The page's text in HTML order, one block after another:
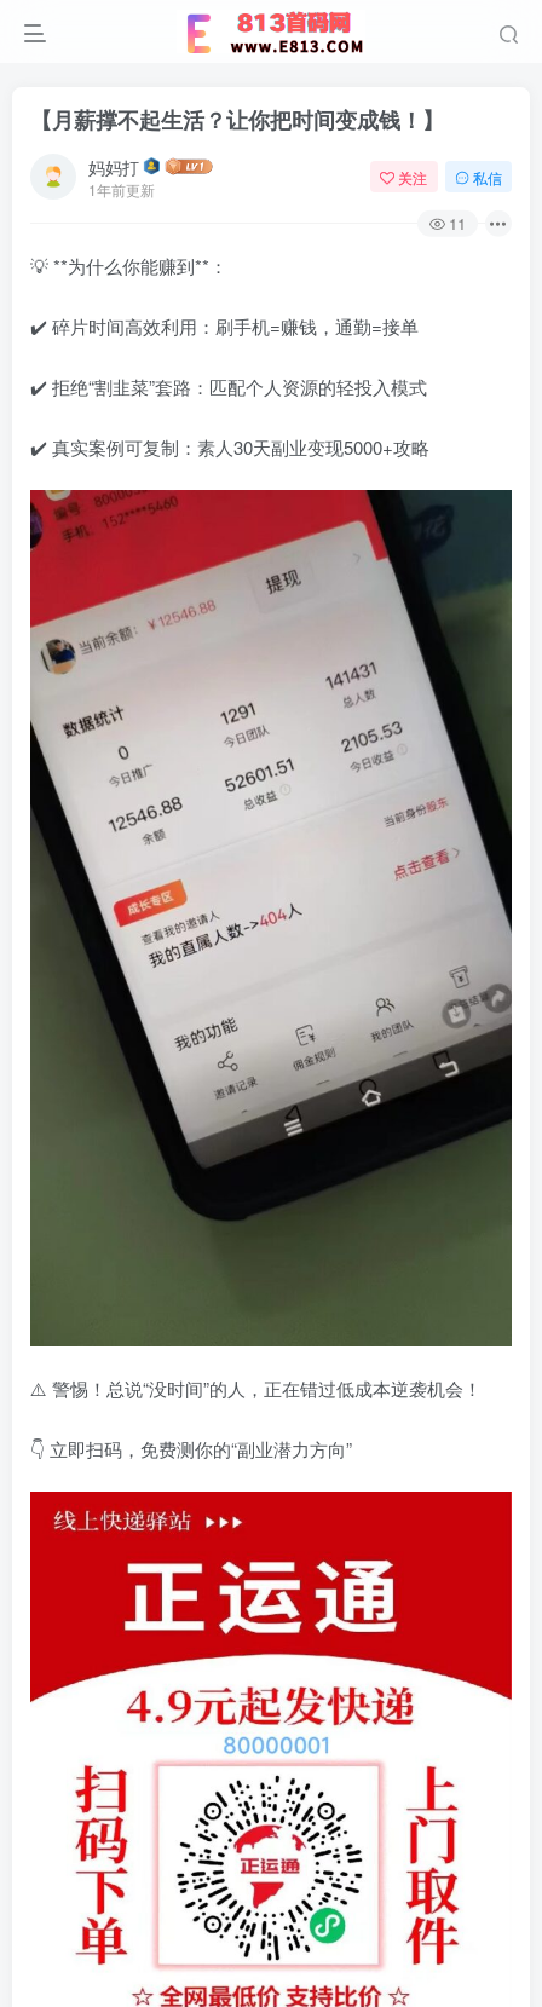
【月薪撑不起生活？让你把时间变成钱！】
妈妈打
1年前更新
关注 私信
11
💡 **为什么你能赚到**：
✔️ 碎片时间高效利用：刷手机=赚钱，通勤=接单
✔️ 拒绝“割韭菜”套路：匹配个人资源的轻投入模式
✔️ 真实案例可复制：素人30天副业变现5000+攻略
⚠️ 警惕！总说“没时间”的人，正在错过低成本逆袭机会！
👇 立即扫码，免费测你的“副业潜力方向”